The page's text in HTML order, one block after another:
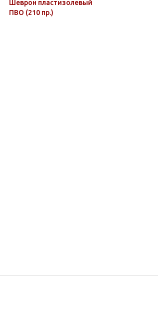
Шеврон пластизолевый
ПВО (210 пр.)